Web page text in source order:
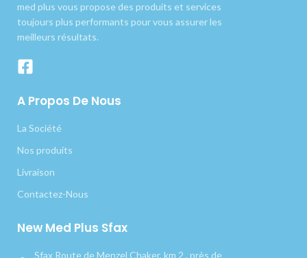
med plus vous propose des produits et services
toujours plus performants pour vous assurer les
meilleurs résultats.
A Propos De Nous
La Société
Nos produits
Livraison
Contactez-Nous
New Med Plus Sfax
Sfax Route de Menzel Chaker, km 2 , près de